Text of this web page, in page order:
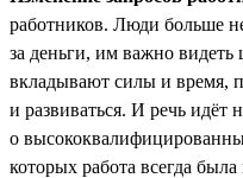
работников. Люди больше
за деньги, им важно видеть
вкладывают силы и время,
и развиваться. И речь идёт
о
которых работа всегда